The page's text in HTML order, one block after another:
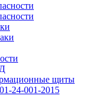
щиты
24-001-2015